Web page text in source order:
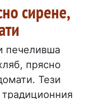
сирене,
печеливша
прясно
Тези